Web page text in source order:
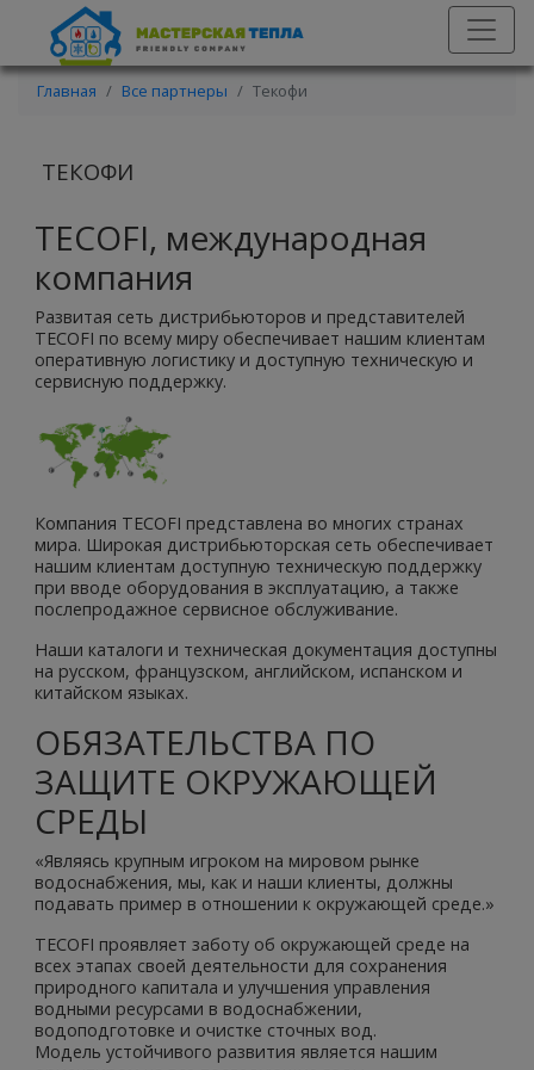
Главная Все партнеры Текофи
ТЕКОФИ
TECOFI, международная
компания
Развитая сеть дистрибьюторов и представителей
TECOFI по всему миру обеспечивает нашим клиентам
оперативную логистику и доступную техническую и
сервисную поддержку.
Компания TECOFI представлена во многих странах
мира. Широкая дистрибьюторская сеть обеспечивает
нашим клиентам доступную техническую поддержку
при вводе оборудования в эксплуатацию, а также
послепродажное сервисное обслуживание.
Наши каталоги и техническая документация доступны
на русском, французском, английском, испанском и
китайском языках.
ОБЯЗАТЕЛЬСТВА ПО
ЗАЩИТЕ ОКРУЖАЮЩЕЙ
СРЕДЫ
«Являясь крупным игроком на мировом рынке
водоснабжения, мы, как и наши клиенты, должны
подавать пример в отношении к окружающей среде.»
TECOFI проявляет заботу об окружающей среде на
всех этапах своей деятельности для сохранения
природного капитала и улучшения управления
водными ресурсами в водоснабжении,
водоподготовке и очистке сточных вод.
Модель устойчивого развития является нашим